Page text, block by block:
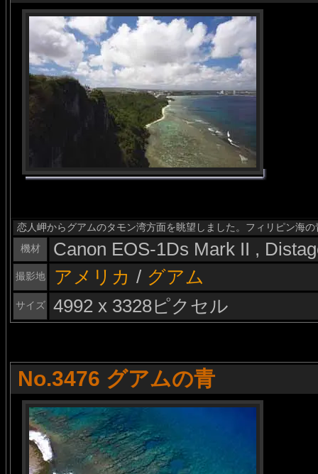
恋人岬からグアムのタモン湾方面を眺望しました。フィリピン海
機材
Canon EOS-1Ds Mark II ,
撮影地 アメリカ / グアム
サイズ 4992 x 3328ピクセル
No.3476 グアムの青